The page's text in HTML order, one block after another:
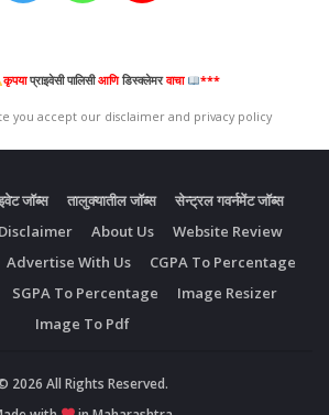
कृपयाप्राइवेसी पालिसीआणिडिस्क्लेमर वाचा ***
you accept our disclaimer and privacy policy
जॉब्स तालुक्यातील जॉब्स
सेन्ट्रल गवर्नमेंट जॉब्स
Disclaimer About Us
Website Review
Advertise With Us
CGPA To Percentage
SGPA To Percentage
Image Resizer
Image To Pdf
2026 All Rights Reserved.